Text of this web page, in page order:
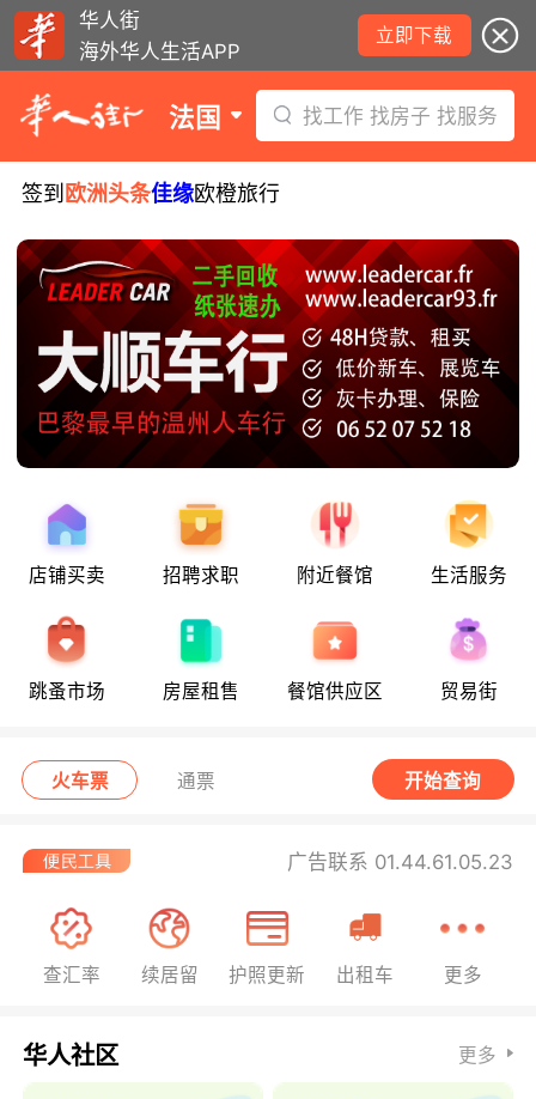
华人街
海外华人生活APP
立即下载
法国 找工作 找房子 找服务
签到 欧洲头条佳缘欧橙旅行
店铺买卖 招聘求职 附近餐馆 生活服务
跳蚤市场 房屋租售 餐馆供应区 贸易街
火车票 通票 开始查询
广告联系 01.44.61.05.23
查汇率 续居留 护照更新 出租车 更多
华人社区 更多